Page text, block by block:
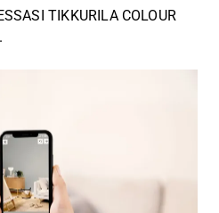
TIKKURILA COLOUR